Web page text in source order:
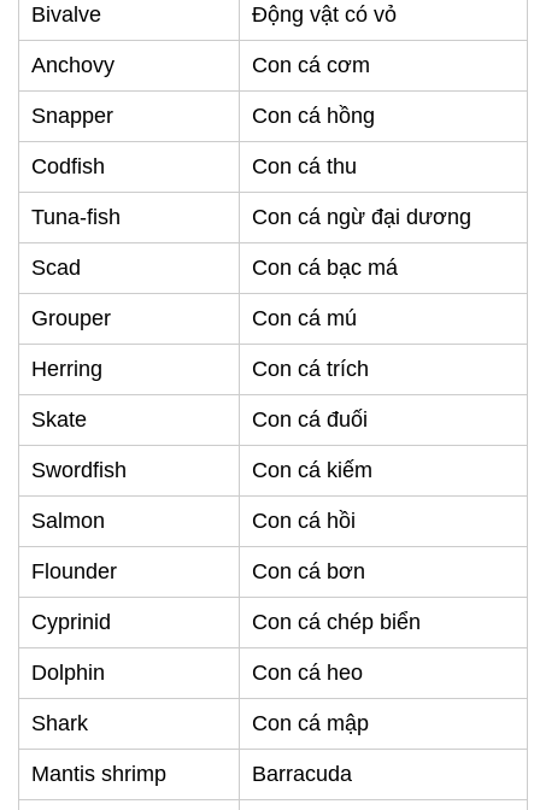
Bivalve Động vật có vỏ
Anchovy Con cá cơm
Snapper Con cá hồng
Codfish Con cá thu
Tuna-fish Con cá ngừ đại dương
Scad Con cá bạc má
Grouper Con cá mú
Herring Con cá trích
Skate Con cá đuối
Swordfish Con cá kiếm
Salmon Con cá hồi
Flounder Con cá bơn
Cyprinid Con cá chép biển
Dolphin Con cá heo
Shark Con cá mập
Mantis shrimp Barracuda